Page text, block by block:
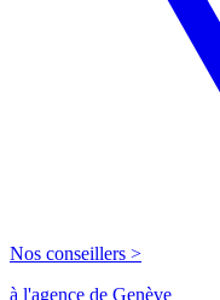
Nos conseillers >
à l'agence de Genève